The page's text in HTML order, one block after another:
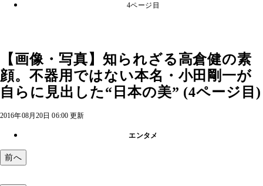
4ページ目
【画像・写真】知られざる高倉健の素
顔。不器用ではない本名・小田剛一が
自らに見出した“日本の美” (4ページ目)
2016年08月20日 06:00 更新
エンタメ
前へ